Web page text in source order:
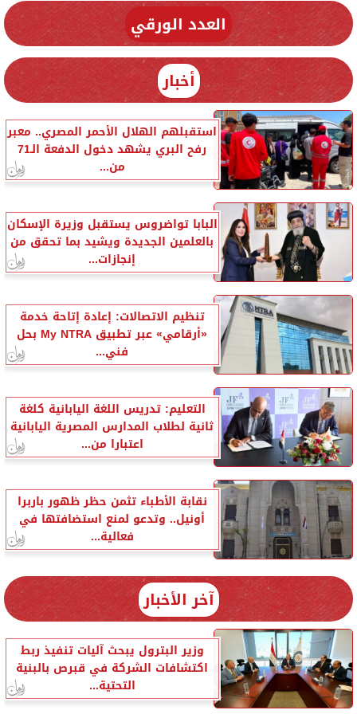
العدد الورقي
أخبار
استقبلهم الهلال الأحمر المصري.. معبر
رفح البري يشهد دخول الدفعة الـ71
من...
البابا تواضروس يستقبل وزيرة الإسكان
بالعلمين الجديدة ويشيد بما تحقق من
إنجازات...
تنظيم الاتصالات: إعادة إتاحة خدمة
«أرقامي» عبر تطبيق My NTRA بحل
فني...
التعليم: تدريس اللغة اليابانية كلغة
ثانية لطلاب المدارس المصرية اليابانية
اعتبارا من...
نقابة الأطباء تثمن حظر ظهور باربرا
أونيل.. وتدعو لمنع استضافتها في
فعالية...
آخر الأخبار
وزير البترول يبحث آليات تنفيذ ربط
اكتشافات الشركة في قبرص بالبنية
التحتية...